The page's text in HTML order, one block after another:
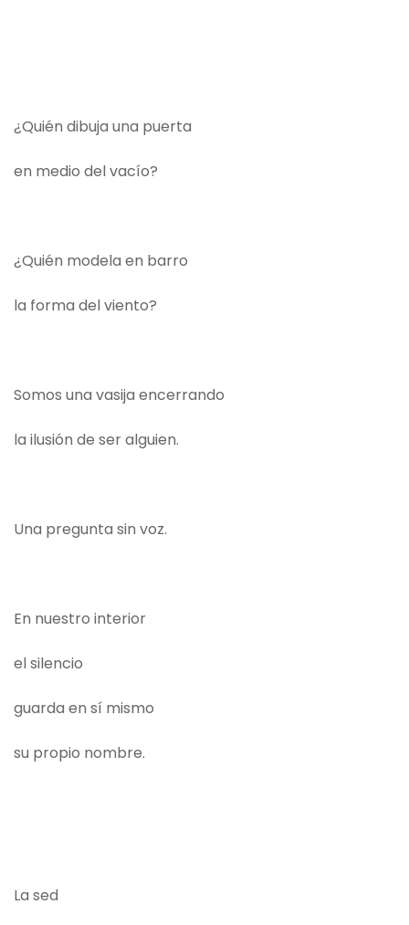
¿Quién dibuja una puerta
en medio del vacío?
¿Quién modela en barro
la forma del viento?
Somos una vasija encerrando
la ilusión de ser alguien.
Una pregunta sin voz.
En nuestro interior
el silencio
guarda en sí mismo
su propio nombre.
La sed